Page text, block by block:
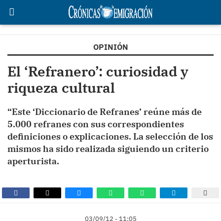
OPINIÓN
El ‘Refranero’: curiosidad y
riqueza cultural
“Este ‘Diccionario de Refranes’ reúne más de
5.000 refranes con sus correspondientes
definiciones o explicaciones. La selección de los
mismos ha sido realizada siguiendo un criterio
aperturista.
03/09/12 - 11:05